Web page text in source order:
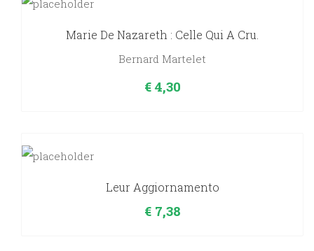
Marie De Nazareth : Celle Qui A Cru.
Bernard Martelet
€4,30
Leur Aggiornamento
€7,38